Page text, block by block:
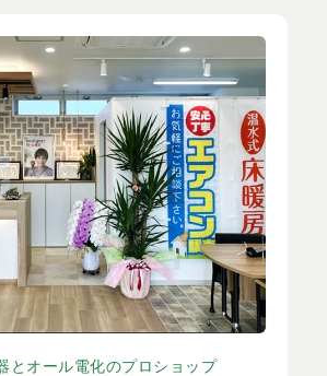
とオール電化のプロショップ